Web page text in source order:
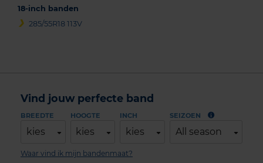
18-inch banden
285/55R18 113V
Vind jouw perfecte band
BREEDTE
kies
HOOGTE
kies
INCH
kies
SEIZOEN
All season
Waar vind ik mijn bandenmaat?